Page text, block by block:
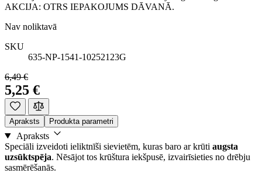
AKCIJA: OTRS IEPAKOJUMS DĀVANĀ.
Nav noliktavā
SKU
635-NP-1541-10252123G
6,49 €
5,25 €
Apraksts Produkta parametri
Apraksts
Speciāli izveidoti ieliktnīši sievietēm, kuras baro ar krūti augsta
uzsūktspēja. Nēsājot tos krūštura iekšpusē, izvairīsieties no drēbju
sasmērēšanās.